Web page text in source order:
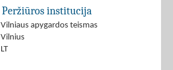
Peržiūros institucija
Vilniaus apygardos teismas
Vilnius
LT